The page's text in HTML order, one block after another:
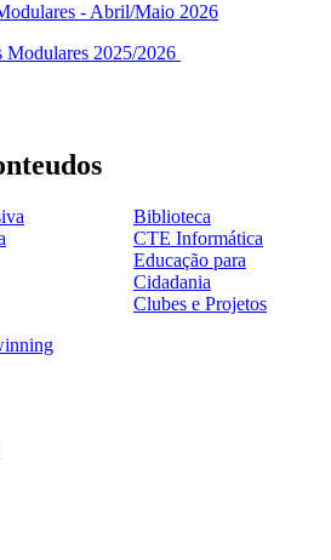
- Abril/Maio 2026
Modulares 2025/2026
link1.png
Biblioteca
cte2.png
CTE Informática
logo_epc_2.png
Educação para
Cidadania
Clubes e Projetos